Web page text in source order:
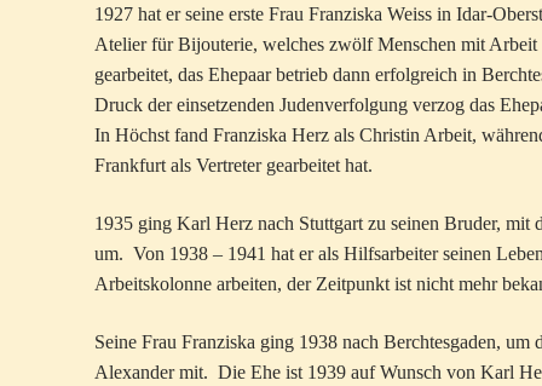
1927 hat er seine erste Frau Franziska Weiss in Idar-
Atelier für Bijouterie, welches zwölf Menschen mit
gearbeitet, das Ehepaar betrieb dann erfolgreich in
Druck der einsetzenden Judenverfolgung verzog das
In Höchst fand Franziska Herz als Christin Arbeit,
Frankfurt als Vertreter gearbeitet hat.
1935 ging Karl Herz nach Stuttgart zu seinen Bruder,
um. Von 1938 – 1941 hat er als Hilfsarbeiter seinen
Arbeitskolonne arbeiten, der Zeitpunkt ist nicht mehr
Seine Frau Franziska ging 1938 nach Berchtesgaden,
Alexander mit. Die Ehe ist 1939 auf Wunsch von Karl